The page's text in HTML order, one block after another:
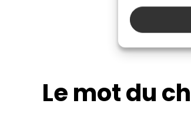
Le mot du